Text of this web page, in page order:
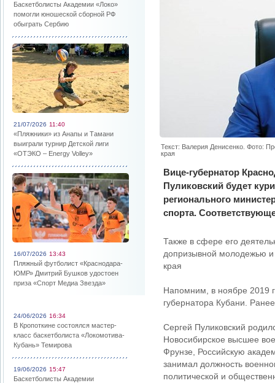
Баскетболисты Академии «Локо»
помогли юношеской сборной РФ
обыграть Сербию
21/07/2026 11:40
«Пляжники» из Анапы и Тамани
выиграли турнир Детской лиги
«ОТЭКО – Energy Volley»
16/07/2026 13:43
Пляжный футболист «Краснодара-
ЮМР» Дмитрий Бушков удостоен
приза «Спорт Медиа Звезда»
24/06/2026 16:34
В Кропоткине состоялся мастер-
класс баскетболиста «Локомотива-
Кубань» Темирова
19/06/2026 15:47
Баскетболисты Академии
Текст: Валерия Денисенко. Фото:
края
Вице-губернатор
Пуликовский будет
регионального
спорта.
Также в сфере его
допризывной молодежью и
края
Напомним, в ноябре 2019
губернатора Кубани.
Сергей Пуликовский
Новосибирское высшее
Фрунзе, Российскую
занимал должность
политической и